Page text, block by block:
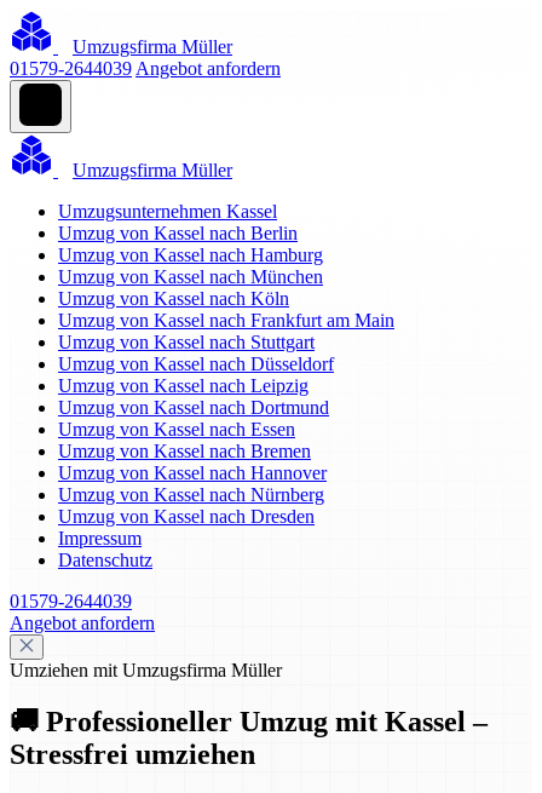
Umzugsfirma Müller
01579-2644039 Angebot anfordern
Umzugsfirma Müller
Umzugsunternehmen Kassel
Umzug von Kassel nach Berlin
Umzug von Kassel nach Hamburg
Umzug von Kassel nach München
Umzug von Kassel nach Köln
Umzug von Kassel nach Frankfurt am Main
Umzug von Kassel nach Stuttgart
Umzug von Kassel nach Düsseldorf
Umzug von Kassel nach Leipzig
Umzug von Kassel nach Dortmund
Umzug von Kassel nach Essen
Umzug von Kassel nach Bremen
Umzug von Kassel nach Hannover
Umzug von Kassel nach Nürnberg
Umzug von Kassel nach Dresden
Impressum
Datenschutz
01579-2644039
Angebot anfordern
Umziehen mit Umzugsfirma Müller
🚚 Professioneller Umzug mit Kassel –
Stressfrei umziehen